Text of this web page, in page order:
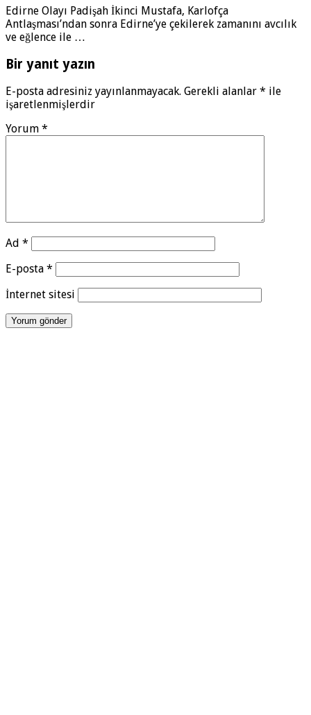
Edirne Olayı Padişah İkinci Mustafa, Karlofça
Antlaşması’ndan sonra Edirne’ye çekilerek zamanını avcılık
ve eğlenc­e ile …
Bir yanıt yazın
E-posta adresiniz yayınlanmayacak. Gerekli alanlar * ile
işaretlenmişlerdir
Yorum *
Ad *
E-posta *
İnternet sitesi